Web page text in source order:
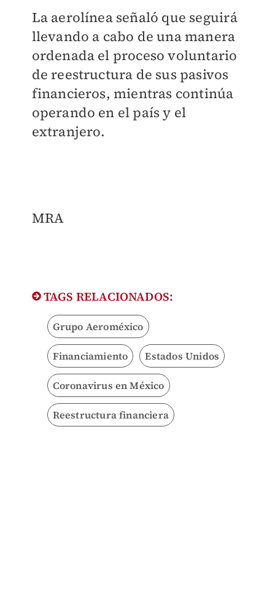
La aerolínea señaló que seguirá
llevando a cabo de una manera
ordenada el proceso voluntario
de reestructura de sus pasivos
financieros, mientras continúa
operando en el país y el
extranjero.
MRA
TAGS RELACIONADOS:
Grupo Aeroméxico
Financiamiento Estados Unidos
Coronavirus en México
Reestructura financiera